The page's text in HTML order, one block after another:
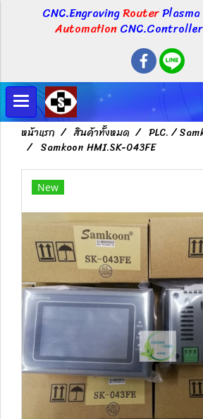
CNC.EngravingRouterPlasma
AutomationCNC.Controller
หน้าแรก สินค้าทั้งหมด
PLC. /
Samkoon HMI.SK-043FE
New